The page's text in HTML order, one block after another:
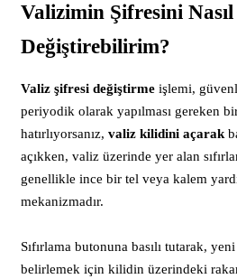
Valizimin Şifresini Nasıl
Değiştirebilirim?
Valiz şifresi değiştirme işlemi,
periyodik olarak yapılması gereken
hatırlıyorsanız, valiz kilidini açarak
açıkken, valiz üzerinde yer alan
genellikle ince bir tel veya kalem
mekanizmadır.
Sıfırlama butonuna basılı tutarak,
belirlemek için kilidin üzerindeki